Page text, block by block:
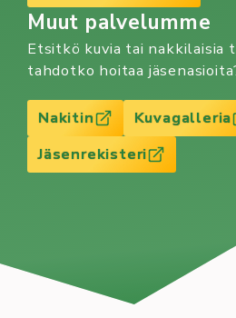
Muut palvelumme
Etsitkö kuvia tai nakkilaisia
tahdotko hoitaa
Nakitin
Kuvagalleria
Jäsenrekisteri